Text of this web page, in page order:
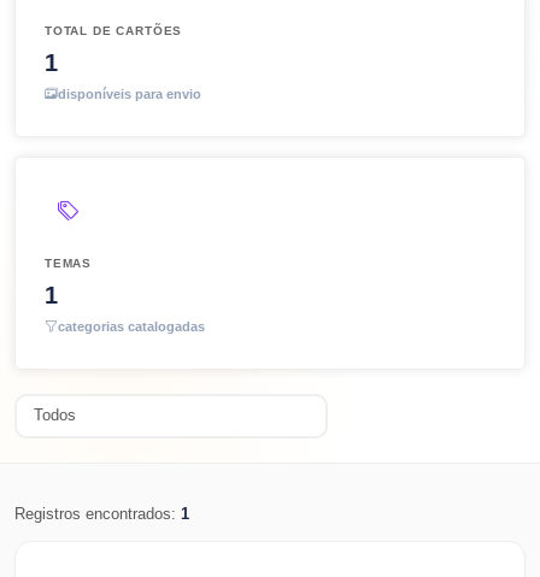
TOTAL DE CARTÕES
1
disponíveis para envio
TEMAS
1
categorias catalogadas
Registros encontrados: 1